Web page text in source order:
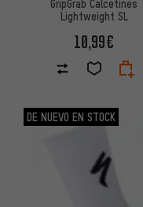
GripGrab Calcetines
Lightweight SL
10,99€
DE NUEVO EN STOCK